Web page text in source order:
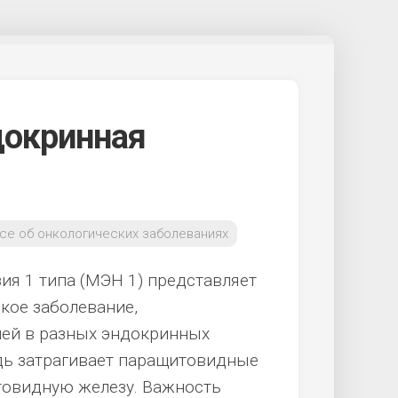
об онкологических заболеваниях
1 типа (МЭН 1) представляет
заболевание,
в разных эндокринных
затрагивает паращитовидные
железу. Важность